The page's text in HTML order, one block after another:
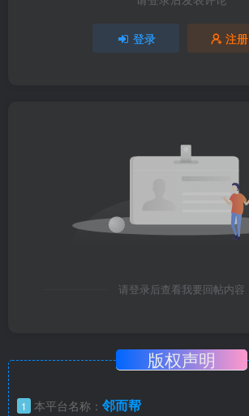
登录 注册
请登录后查看我要回帖内容
版权声明
1 本平台名称： 邻而帮